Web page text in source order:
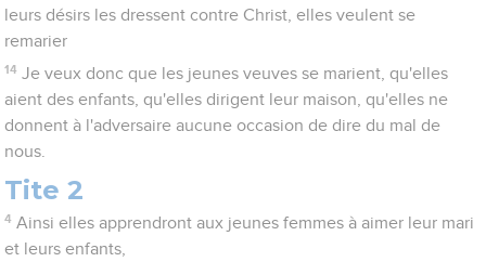
leurs désirs les dressent contre Christ, elles veulent se
remarier
14 Je veux donc que les jeunes veuves se marient, qu'elles
aient des enfants, qu'elles dirigent leur maison, qu'elles ne
donnent à l'adversaire aucune occasion de dire du mal de
nous.
Tite 2
4 Ainsi elles apprendront aux jeunes femmes à aimer leur mari
et leurs enfants,